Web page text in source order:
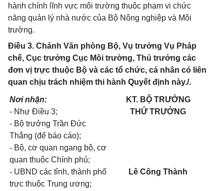
hành chính lĩnh vực môi trường thuộc phạm vi chức
năng quản lý nhà nước của Bộ Nông nghiệp và Môi
trường.
Điều 3. Chánh Văn phòng Bộ, Vụ trưởng Vụ Pháp
chế, Cục trưởng Cục Môi trường, Thủ trưởng các
đơn vị trực thuộc Bộ và các tổ chức, cá nhân có liên
quan chịu trách nhiệm thi hành Quyết định này./.
Nơi nhận:
- Như Điều 3;
- Bộ trưởng Trần Đức
Thắng (để báo cáo);
- Bộ, cơ quan ngang bộ, cơ
quan thuộc Chính phủ;
- UBND các tỉnh, thành phố
trực thuộc Trung ương;
KT. BỘ TRƯỞNG
THỨ TRƯỞNG
Lê Công Thành